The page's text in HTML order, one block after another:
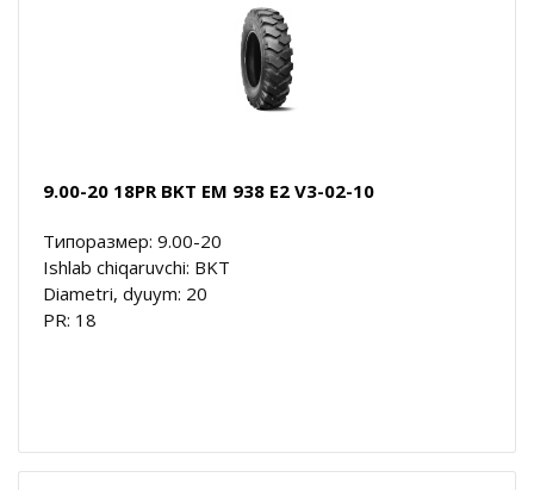
9.00-20 18PR BKT EM 938 E2 V3-02-10
Типоразмер: 9.00-20
Ishlab chiqaruvchi: BKT
Diametri, dyuym: 20
PR: 18